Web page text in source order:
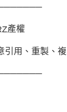
產權
引用、重製、